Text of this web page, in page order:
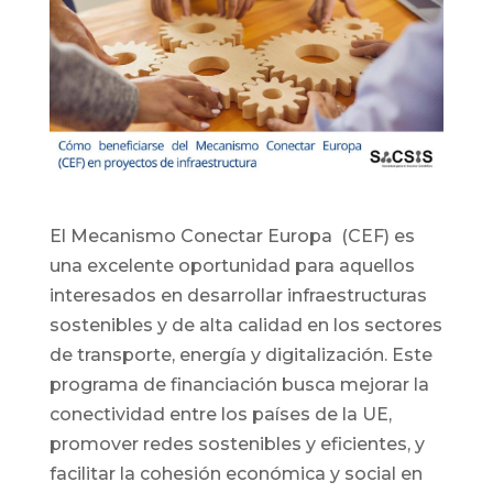
El Mecanismo Conectar Europa (CEF) es
una excelente oportunidad para aquellos
interesados en desarrollar infraestructuras
sostenibles y de alta calidad en los sectores
de transporte, energía y digitalización. Este
programa de financiación busca mejorar la
conectividad entre los países de la UE,
promover redes sostenibles y eficientes, y
facilitar la cohesión económica y social en